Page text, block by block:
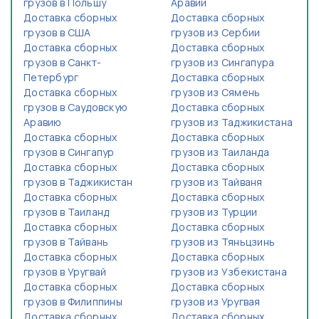
Доставка сборных
грузов в США
Доставка сборных
грузов в Санкт-
Петербург
Доставка сборных
грузов в Саудовскую
Аравию
Доставка сборных
грузов в Сингапур
Доставка сборных
грузов в Таджикистан
Доставка сборных
грузов в Таиланд
Доставка сборных
грузов в Тайвань
Доставка сборных
грузов в Уругвай
Доставка сборных
грузов в Филиппины
Доставка сборных
грузов из Сербии
Доставка сборных
грузов из Сингапура
Доставка сборных
грузов из Сямень
Доставка сборных
грузов из Таджикистана
Доставка сборных
грузов из Таиланда
Доставка сборных
грузов из Тайваня
Доставка сборных
грузов из Турции
Доставка сборных
грузов из Тяньцзинь
Доставка сборных
грузов из Узбекистана
Доставка сборных
грузов из Уругвая